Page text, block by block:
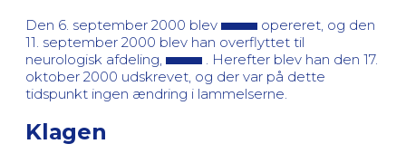
Den 6. september 2000 blev
opereret, og den
11. september 2000 blev han overflyttet til
neurologisk afdeling,
. Herefter blev han den 17.
oktober 2000 udskrevet, og der var på dette
tidspunkt ingen ændring i lammelserne.
Klagen